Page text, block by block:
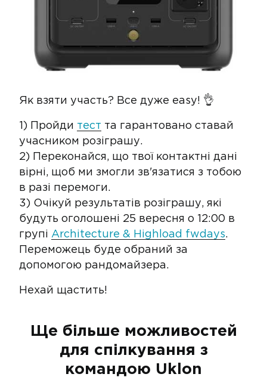
Як взяти участь? Все дуже easy! 👌
1) Пройди тест та гарантовано ставай
учасником розіграшу.
2) Переконайся, що твої контактні дані
вірні, щоб ми змогли зв'язатися з тобою
в разі перемоги.
3) Очікуй результатів розіграшу, які
будуть оголошені 25 вересня о 12:00 в
групі Architecture & Highload fwdays.
Переможець буде обраний за
допомогою рандомайзера.
Нехай щастить!
Ще більше можливостей
для спілкування з
командою Uklon